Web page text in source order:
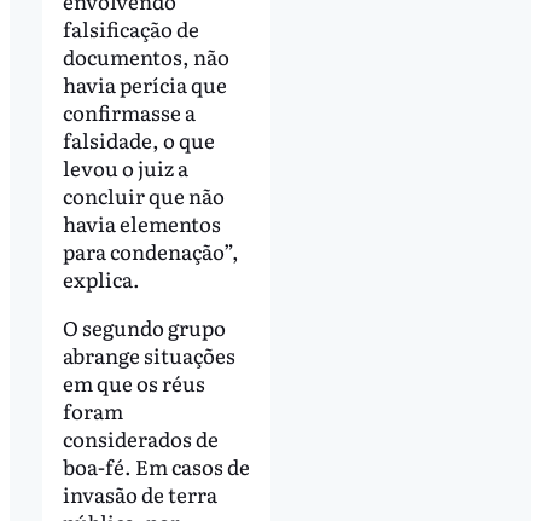
falsificação de
documentos, não
havia perícia que
confirmasse a
falsidade, o que
levou o juiz a
concluir que não
havia elementos
para condenação”,
explica.
O segundo grupo
abrange situações
em que os réus
foram
considerados de
boa-fé. Em casos de
invasão de terra